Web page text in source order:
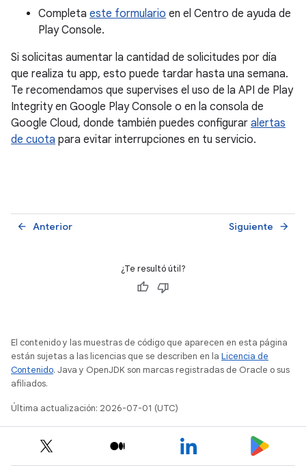
Completa este formulario en el Centro de ayuda de
Play Console.
Si solicitas aumentar la cantidad de solicitudes por día
que realiza tu app, esto puede tardar hasta una semana.
Te recomendamos que supervises el uso de la API de Play
Integrity en Google Play Console o en la consola de
Google Cloud, donde también puedes configurar alertas
de cuota para evitar interrupciones en tu servicio.
Anterior
arrow_back Siguiente arrow_forward
¿Te resultó útil?
El contenido y las muestras de código que aparecen en esta página
están sujetas a las licencias que se describen en la Licencia de
Contenido. Java y OpenJDK son marcas registradas de Oracle o sus
afiliados.
Última actualización: 2026-07-01 (UTC)